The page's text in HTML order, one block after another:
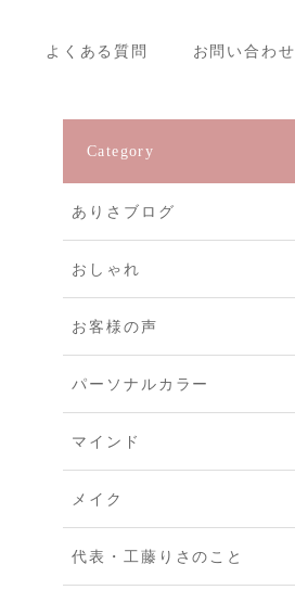
よくある質問 お問い合わせ
Category
ありさブログ
おしゃれ
お客様の声
パーソナルカラー
マインド
メイク
代表・工藤りさのこと